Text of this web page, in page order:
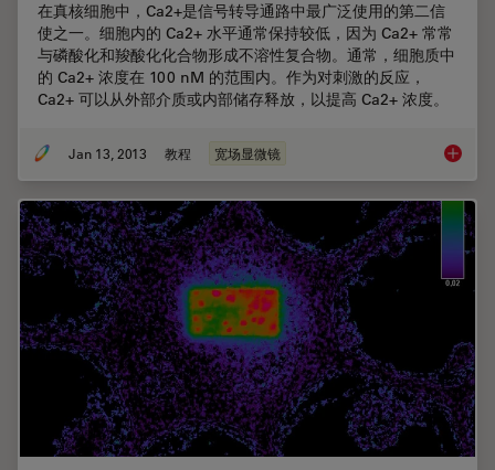
在真核细胞中，Ca2+是信号转导通路中最广泛使用的第二信
使之一。细胞内的 Ca2+ 水平通常保持较低，因为 Ca2+ 常常
与磷酸化和羧酸化化合物形成不溶性复合物。通常，细胞质中
的 Ca2+ 浓度在 100 nM 的范围内。作为对刺激的反应，
Ca2+ 可以从外部介质或内部储存释放，以提高 Ca2+ 浓度。
Jan 13, 2013 教程 宽场显微镜 使用钙